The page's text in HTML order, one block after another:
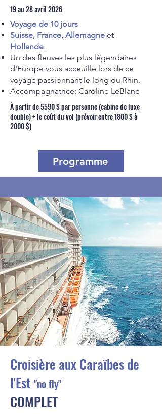
19 au 28 avril 2026
Voyage de 10 jours
Suisse, France, Allemagne et
Hollande.
Un des fleuves les plus légendaires
d'Europe vous acceuille lors de ce
voyage passionnant le long du Rhin.
Accompagnatrice: Caroline LeBlanc
À partir de 5590 $ par personne (cabine de luxe
double) + le coût du vol (prévoir entre 1800 $ à
2000 $)
Programme
Croisière aux Caraïbes de
l'Est "no fly"
COMPLET